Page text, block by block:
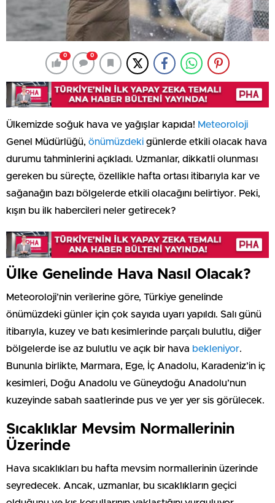
0 0
Ülkemizde soğuk hava ve yağışlar kapıda! Meteoroloji
Genel Müdürlüğü, önümüzdeki günlerde etkili olacak hava
durumu tahminlerini açıkladı. Uzmanlar, dikkatli olunması
gereken bu süreçte, özellikle hafta ortası itibarıyla kar ve
sağanağın bazı bölgelerde etkili olacağını belirtiyor. Peki,
kışın bu ilk habercileri neler getirecek?
Ülke Genelinde Hava Nasıl Olacak?
Meteoroloji’nin verilerine göre, Türkiye genelinde
önümüzdeki günler için çok sayıda uyarı yapıldı. Salı günü
itibarıyla, kuzey ve batı kesimlerinde parçalı bulutlu, diğer
bölgelerde ise az bulutlu ve açık bir hava bekleniyor.
Bununla birlikte, Marmara, Ege, İç Anadolu, Karadeniz’in iç
kesimleri, Doğu Anadolu ve Güneydoğu Anadolu’nun
kuzeyinde sabah saatlerinde pus ve yer yer sis görülecek.
Sıcaklıklar Mevsim Normallerinin
Üzerinde
Hava sıcaklıkları bu hafta mevsim normallerinin üzerinde
seyredecek. Ancak, uzmanlar, bu sıcaklıkların geçici